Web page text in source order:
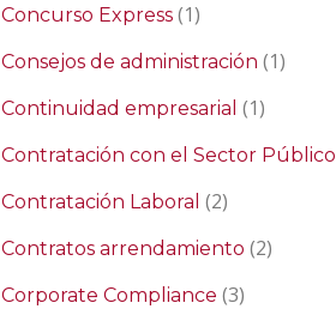
Concurso Express (1)
Consejos de administración (1)
Continuidad empresarial (1)
Contratación con el Sector Público
Contratación Laboral (2)
Contratos arrendamiento (2)
Corporate Compliance (3)